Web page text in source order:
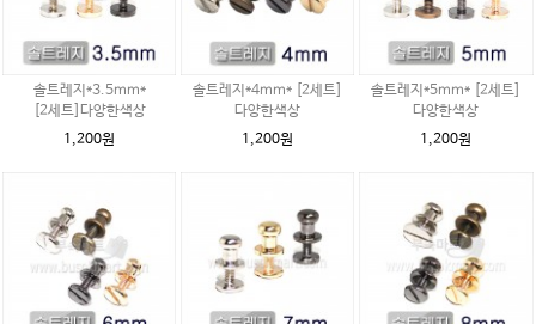
솔트레지*3.5mm*
[2세트]다양한색상
1,200원
솔트레지*4mm* [2세트]
다양한색상
1,200원
솔트레지*5mm* [2세트]
다양한색상
1,200원